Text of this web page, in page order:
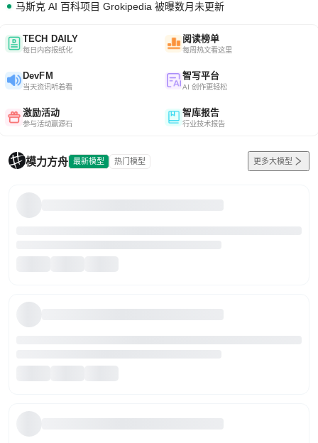
马斯克 AI 百科项目 Grokipedia 被曝数月未更新
TECH DAILY
每日内容报纸化
阅读榜单
每周热文看这里
DevFM
当天资讯听着看
智写平台
AI 创作更轻松
激励活动
参与活动赢源石
智库报告
行业技术报告
模力方舟 最新模型 热门模型 更多大模型